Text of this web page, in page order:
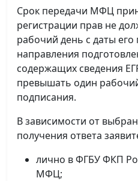
Срок передачи МФЦ
регистрации прав не
рабочий день с даты его
направления
содержащих сведения
превышать один
подписания.
В зависимости от
получения ответа
лично в ФГБУ ФКП
МФЦ;